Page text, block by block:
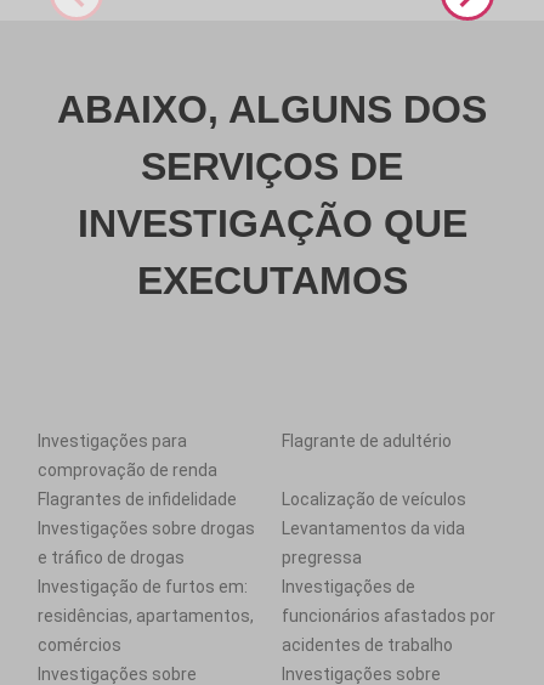
ABAIXO, ALGUNS DOS
SERVIÇOS DE
INVESTIGAÇÃO QUE
EXECUTAMOS
Investigações para
comprovação de renda
Flagrante de adultério
Flagrantes de infidelidade
Localização de veículos
Investigações sobre drogas
e tráfico de drogas
Levantamentos da vida
pregressa
Investigação de furtos em:
residências, apartamentos,
comércios
Investigações de
funcionários afastados por
acidentes de trabalho
Investigações sobre
Investigações sobre